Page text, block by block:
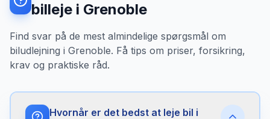
billeje i Grenoble
Find svar på de mest almindelige spørgsmål om
biludlejning i Grenoble. Få tips om priser, forsikring,
krav og praktiske råd.
Hvornår er det bedst at leje bil i